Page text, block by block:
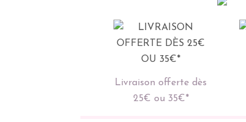
Livraison offerte dès
25€ ou 35€*